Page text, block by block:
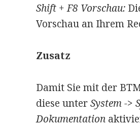
Shift + F8 Vorschau:
Vorschau an Ihrem
Zusatz
Damit Sie mit der
diese unterSystem ->
Dokumentation